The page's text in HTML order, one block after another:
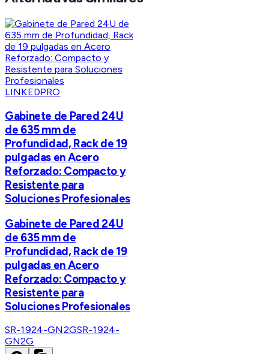
LINKEDPRO
Gabinete de Pared 24U
de 635 mm de
Profundidad, Rack de 19
pulgadas en Acero
Reforzado: Compacto y
Resistente para
Soluciones Profesionales
Gabinete de Pared 24U
de 635 mm de
Profundidad, Rack de 19
pulgadas en Acero
Reforzado: Compacto y
Resistente para
Soluciones Profesionales
SR-1924-GN2GSR-1924-
GN2G